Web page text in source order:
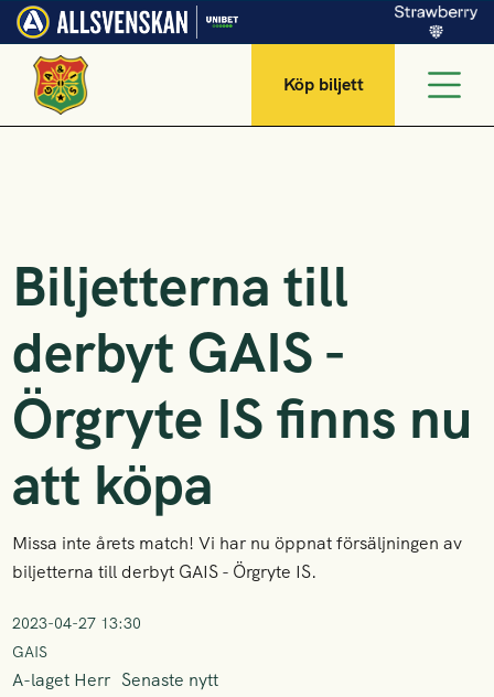
Köp biljett
Biljetterna till
derbyt GAIS -
Örgryte IS finns nu
att köpa
Missa inte årets match! Vi har nu öppnat försäljningen av
biljetterna till derbyt GAIS - Örgryte IS.
2023-04-27 13:30
GAIS
A-laget Herr Senaste nytt